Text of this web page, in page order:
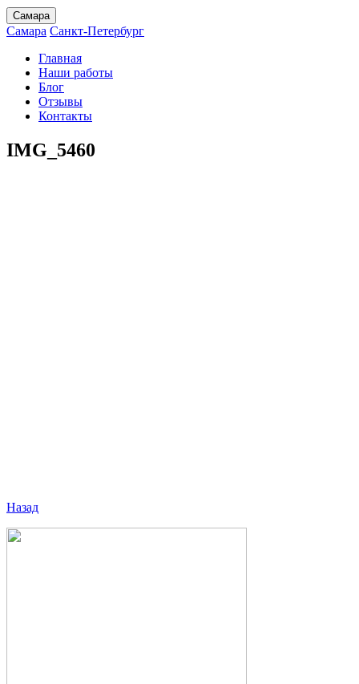
Самара
Самара Санкт-Петербург
Главная
Наши работы
Блог
Отзывы
Контакты
IMG_5460
Назад